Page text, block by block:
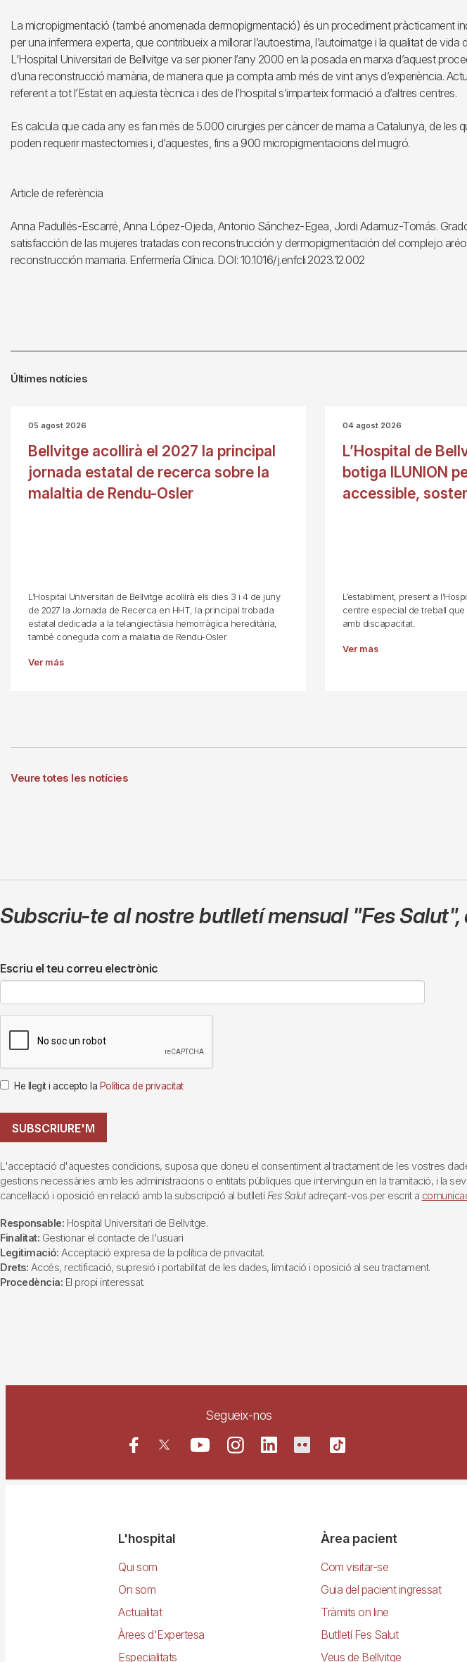
La micropigmentació (també anomenada dermopigmentació) és un procediment pràcticament
per una infermera experta, que contribueix a millorar l’autoestima, l’autoimatge i la qualitat de vida
L’Hospital Universitari de Bellvitge va ser pioner l’any 2000 en la posada en marxa d’aquest
d’una reconstrucció mamària, de manera que ja compta amb més de vint anys d’experiència.
referent a tot l’Estat en aquesta tècnica i des de l’hospital s’imparteix formació a d’altres centres.
Es calcula que cada any es fan més de 5.000 cirurgies per càncer de mama a Catalunya, de les
poden requerir mastectomies i, d’aquestes, fins a 900 micropigmentacions del mugró.
Article de referència
Anna Padullés-Escarré, Anna López-Ojeda, Antonio Sánchez-Egea, Jordi Adamuz-Tomás.
satisfacción de las mujeres tratadas con reconstrucción y dermopigmentación del complejo
reconstrucción mamaria. Enfermería Clínica. DOI: 10.1016/j.enfcli.2023.12.002
Últimes notícies
05 agost 2026
Bellvitge acollirà el 2027 la principal
jornada estatal de recerca sobre la
malaltia de Rendu-Osler
L’Hospital Universitari de Bellvitge acollirà els dies 3 i 4 de juny
de 2027 la Jornada de Recerca en HHT, la principal trobada
estatal dedicada a la telangiectàsia hemorràgica hereditària,
també coneguda com a malaltia de Rendu-Osler.
Ver más
04 agost 2026
L’Hospital de
botiga ILUNION
accessible,
L’establiment, present a
centre especial de treball
amb discapacitat.
Ver más
Veure totes les notícies
Subscriu-te al nostre butlletí mensual "Fes Salut",
Escriu el teu correu electrònic
He llegit i accepto la Política de privacitat
SUBSCRIURE'M
L'acceptació d'aquestes condicions, suposa que doneu el consentiment al tractament de les vostres
gestions necessàries amb les administracions o entitats públiques que intervinguin en la tramitació, i la
cancel·lació i oposició en relació amb la subscripció al butlletí Fes Salutadreçant-vos per escrit a
Responsable: Hospital Universitari de Bellvitge.
Finalitat: Gestionar el contacte de l'usuari
Legitimació: Acceptació expresa de la política de privacitat.
Drets: Accés, rectificació, supresió i portabilitat de les dades, limitació i oposició al seu tractament.
Procedència: El propi interessat.
Segueix-nos
NavegacióL'hospital
Qui som
On som
Actualitat
Àrees d'Expertesa
Especialitats
Àrea pacient
Com visitar-se
Guia del pacient ingressat
Tràmits on line
Butlletí Fes Salut
Veus de Bellvitge